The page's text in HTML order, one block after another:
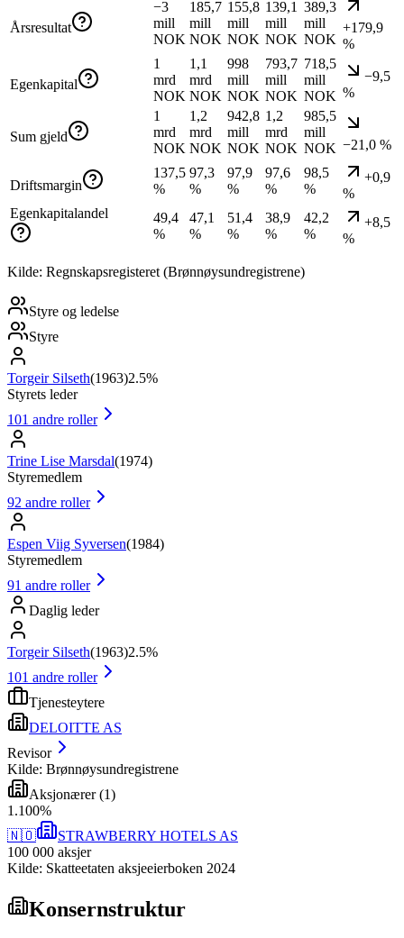
Årsresultat
−3
mill
NOK
185,7
mill
NOK
155,8
mill
NOK
139,1
mill
NOK
389,3
mill
NOK
+179,9
%
Egenkapital
1
mrd
NOK
1,1
mrd
NOK
998
mill
NOK
793,7
mill
NOK
718,5
mill
NOK
−9,5
%
Sum gjeld
1
mrd
NOK
1,2
mrd
NOK
942,8
mill
NOK
1,2
mrd
NOK
985,5
mill
NOK −21,0 %
Driftsmargin
137,5
%
97,3
%
97,9
%
97,6
%
98,5
%
+0,9
%
Egenkapitalandel
49,4
%
47,1
%
51,4
%
38,9
%
42,2
%
+8,5
%
Kilde: Regnskapsregisteret (Brønnøysundregistrene)
Styre og ledelse
Styre
Torgeir Silseth(1963)2.5%
Styrets leder
101 andre roller
Trine Lise Marsdal(1974)
Styremedlem
92 andre roller
Espen Viig Syversen(1984)
Styremedlem
91 andre roller
Daglig leder
Torgeir Silseth(1963)2.5%
101 andre roller
Tjenesteytere
DELOITTE AS
Revisor
Kilde: Brønnøysundregistrene
Aksjonærer(1)
1 .100%
🇳🇴
STRAWBERRY HOTELS AS
100 000 aksjer
Kilde: Skatteetaten aksjeeierboken 2024
Konsernstruktur